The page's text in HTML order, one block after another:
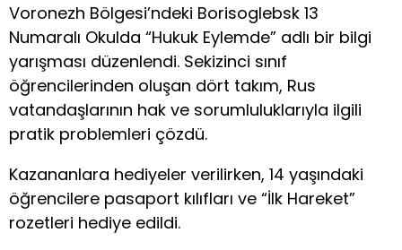
Voronezh Bölgesi’ndeki Borisoglebsk 13
Numaralı Okulda “Hukuk Eylemde” adlı bir bilgi
yarışması düzenlendi. Sekizinci sınıf
öğrencilerinden oluşan dört takım, Rus
vatandaşlarının hak ve sorumluluklarıyla ilgili
pratik problemleri çözdü.
Kazananlara hediyeler verilirken, 14 yaşındaki
öğrencilere pasaport kılıfları ve “İlk Hareket”
rozetleri hediye edildi.